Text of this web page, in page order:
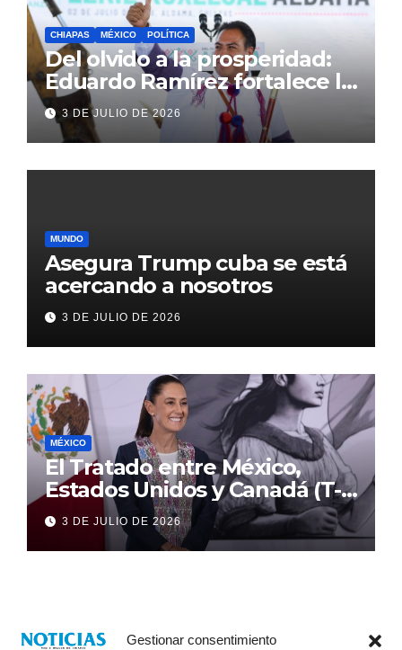
Gestionar consentimiento
CHIAPAS MÉXICO POLÍTICA
Del olvido a la prosperidad:
Eduardo Ramírez fortalece la
transformación de Aldama
con inversión histórica
3 DE JULIO DE 2026
MUNDO
Asegura Trump cuba se está
acercando a nosotros
3 DE JULIO DE 2026
MÉXICO
El Tratado entre México,
Estados Unidos y Canadá (T-
MEC) se mantiene hasta el
2036: Presidenta Claudia
Sheinbaum
3 DE JULIO DE 2026